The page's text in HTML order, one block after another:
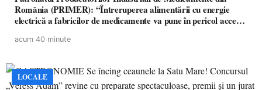
România (PRIMER): “Întreruperea alimentării cu energie
electrică a fabricilor de medicamente va pune în pericol accesul
acum 40 minute
LOCALE